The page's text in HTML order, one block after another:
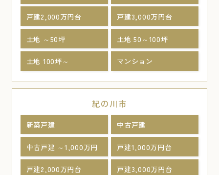
戸建2,000万円台 戸建3,000万円台
土地 ～50坪 土地 50～100坪
土地 100坪～ マンション
紀の川市
新築戸建 中古戸建
中古戸建 ～1,000万円 戸建1,000万円台
戸建2,000万円台 戸建3,000万円台